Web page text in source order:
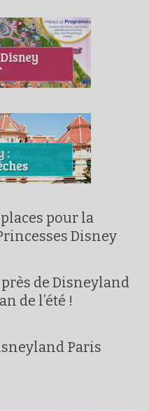
pour la
Disney
de Disneyland
de l’été !
Paris